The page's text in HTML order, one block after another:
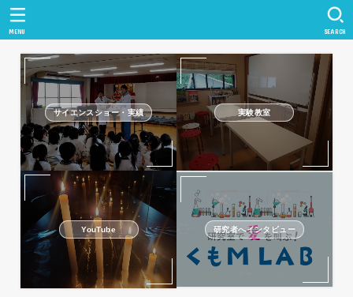
SEARCH
MENU
サイエンスショー・実績 実験教室
YouTube 研究者へインタビュー